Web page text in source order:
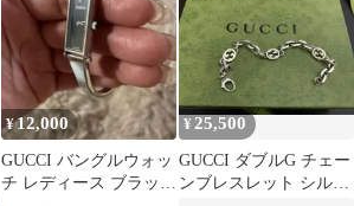
¥12,000
GUCCI バングルウォッ
チ レディース ブラック
¥ 25,500
GUCCI ダブルG チェー
ンブレスレット シルバ